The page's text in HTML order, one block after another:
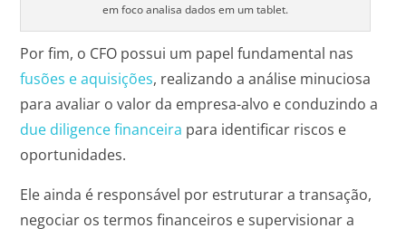
em foco analisa dados em um tablet.
Por fim, o CFO possui um papel fundamental nas
fusões e aquisições, realizando a análise minuciosa
para avaliar o valor da empresa-alvo e conduzindo a
due diligence financeira para identificar riscos e
oportunidades.
Ele ainda é responsável por estruturar a transação,
negociar os termos financeiros e supervisionar a